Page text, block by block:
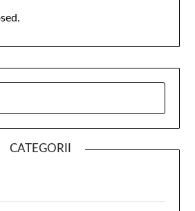
CATEGORII